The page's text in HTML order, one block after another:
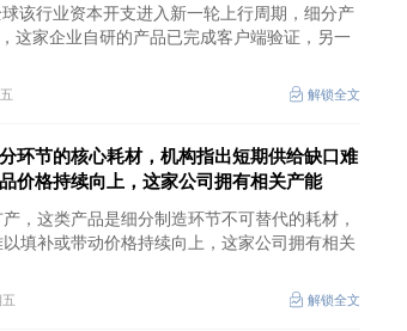
该行业资本开支进入新一轮上行周期，细分产
这家企业自研的产品已完成客户端验证，另一
解锁全文
环节的核心耗材，机构指出短期供给缺口难
价格持续向上，这家公司拥有相关产能
，这类产品是细分制造环节不可替代的耗材，
填补或带动价格持续向上，这家公司拥有相关
解锁全文